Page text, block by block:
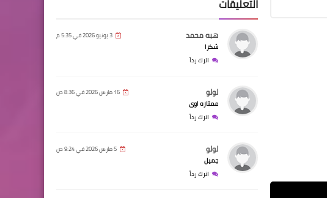
التعليقات
هبه محمد 3 يونيو 2026 في 5:35 م
شكرا
اترك رداً
لولو 16 مارس 2026 في 8:36 ص
ممتازه اوى
اترك رداً
لولو 5 مارس 2026 في 9:24 ص
جميل
اترك رداً